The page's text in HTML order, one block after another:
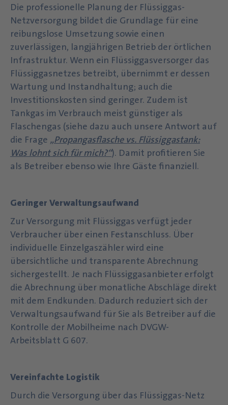
Die professionelle Planung der Flüssiggas-
Netzversorgung bildet die Grundlage für eine
reibungslose Umsetzung sowie einen
zuverlässigen, langjährigen Betrieb der örtlichen
Infrastruktur. Wenn ein Flüssiggasversorger das
Flüssiggasnetzes betreibt, übernimmt er dessen
Wartung und Instandhaltung; auch die
Investitionskosten sind geringer. Zudem ist
Tankgas im Verbrauch meist günstiger als
Flaschengas (siehe dazu auch unsere Antwort auf
die Frage „Propangasflasche vs. Flüssiggastank:
Was lohnt sich für mich?“). Damit profitieren Sie
als Betreiber ebenso wie Ihre Gäste finanziell.
Geringer Verwaltungsaufwand
Zur Versorgung mit Flüssiggas verfügt jeder
Verbraucher über einen Festanschluss. Über
individuelle Einzelgaszähler wird eine
übersichtliche und transparente Abrechnung
sichergestellt. Je nach Flüssiggasanbieter erfolgt
die Abrechnung über monatliche Abschläge direkt
mit dem Endkunden. Dadurch reduziert sich der
Verwaltungsaufwand für Sie als Betreiber auf die
Kontrolle der Mobilheime nach DVGW-
Arbeitsblatt G 607.
Vereinfachte Logistik
Durch die Versorgung über das Flüssiggas-Netz